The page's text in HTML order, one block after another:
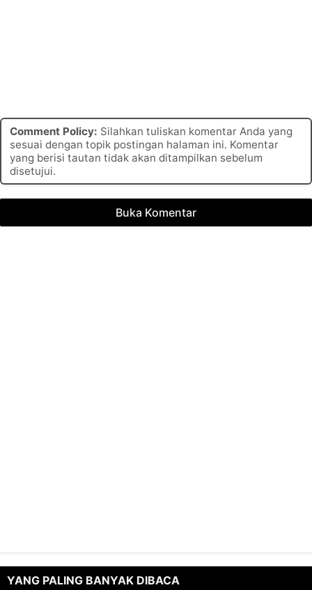
Comment Policy: Silahkan tuliskan komentar Anda yang
sesuai dengan topik postingan halaman ini. Komentar
yang berisi tautan tidak akan ditampilkan sebelum
disetujui.
Buka Komentar
YANG PALING BANYAK DIBACA